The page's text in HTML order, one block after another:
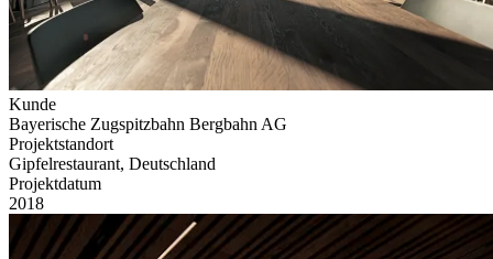
Kunde
Bayerische Zugspitzbahn Bergbahn AG
Projektstandort
Gipfelrestaurant, Deutschland
Projektdatum
2018